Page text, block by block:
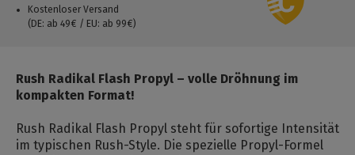
Kostenloser Versand
(DE: ab 49€ / EU: ab 99€)
Rush Radikal Flash Propyl – volle Dröhnung im
kompakten Format!
Rush Radikal Flash Propyl steht für sofortige Intensität
im typischen Rush-Style. Die spezielle Propyl-Formel